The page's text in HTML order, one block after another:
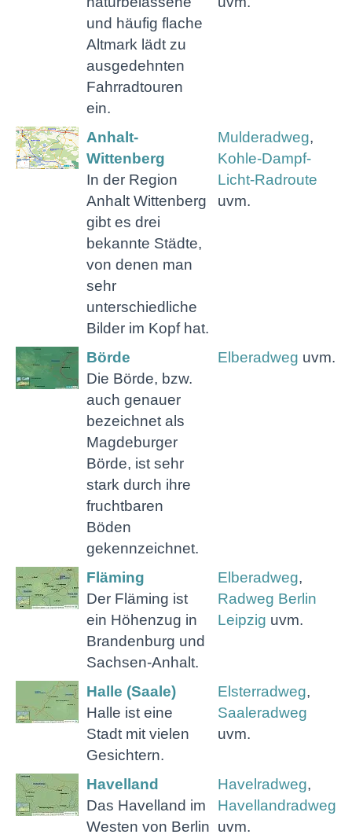
und häufig flache
Altmark lädt zu
ausgedehnten
Fahrradtouren
ein.
Anhalt-
Wittenberg
In der Region
Anhalt Wittenberg
gibt es drei
bekannte Städte,
von denen man
sehr
unterschiedliche
Bilder im Kopf hat.
Mulderadweg,
Kohle-Dampf-
Licht-Radroute
uvm.
Börde
Die Börde, bzw.
auch genauer
bezeichnet als
Magdeburger
Börde, ist sehr
stark durch ihre
fruchtbaren
Böden
gekennzeichnet.
Elberadweg uvm.
Fläming
Der Fläming ist
ein Höhenzug in
Brandenburg und
Sachsen-Anhalt.
Elberadweg,
Radweg Berlin
Leipzig uvm.
Halle (Saale)
Halle ist eine
Stadt mit vielen
Gesichtern.
Elsterradweg,
Saaleradweg
uvm.
Havelland
Das Havelland im
Westen von Berlin
Havelradweg,
Havellandradweg
uvm.